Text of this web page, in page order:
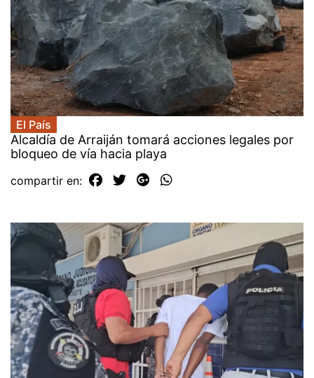
El País
Alcaldía de Arraiján tomará acciones legales por
bloqueo de vía hacia playa
compartir en: